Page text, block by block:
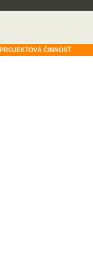
PROJEKTOVÁ ČINNOSŤ